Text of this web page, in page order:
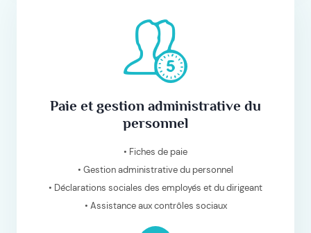
Paie et gestion administrative du
personnel
• Fiches de paie
• Gestion administrative du personnel
• Déclarations sociales des employés et du dirigeant
• Assistance aux contrôles sociaux